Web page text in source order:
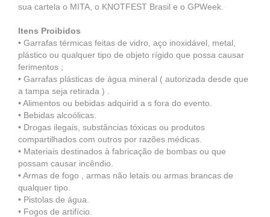
sua cartela o MITA, o KNOTFEST Brasil e o GPWeek.
Itens Proibidos
• Garrafas térmicas feitas de vidro, aço inoxidável, metal,
plástico ou qualquer tipo de objeto rígido que possa causar
ferimentos ;
• Garrafas plásticas de água mineral ( autorizada desde que
a tampa seja retirada ) .
• Alimentos ou bebidas adquirid a s fora do evento.
• Bebidas alcoólicas.
• Drogas ilegais, substâncias tóxicas ou produtos
compartilhados com outros por razões médicas.
• Materiais destinados à fabricação de bombas ou que
possam causar incêndio.
• Armas de fogo , armas não letais ou armas brancas de
qualquer tipo.
• Pistolas de água.
• Fogos de artifício.